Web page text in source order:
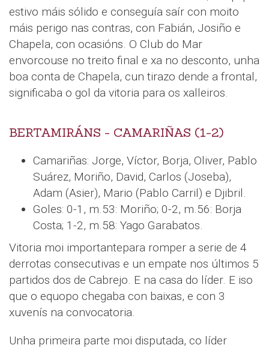
estivo máis sólido e conseguía saír con moito
máis perigo nas contras, con Fabián, Josiño e
Chapela, con ocasións. O Club do Mar
envorcouse no treito final e xa no desconto, unha
boa conta de Chapela, cun tirazo dende a frontal,
significaba o gol da vitoria para os xalleiros.
BERTAMIRÁNS - CAMARIÑAS (1-2)
Camariñas: Jorge, Víctor, Borja, Oliver, Pablo
Suárez, Moriño, David, Carlos (Joseba),
Adam (Asier), Mario (Pablo Carril) e Djibril.
Goles: 0-1, m.53: Moriño; 0-2, m.56: Borja
Costa; 1-2, m.58: Yago Garabatos.
Vitoria moi importantepara romper a serie de 4
derrotas consecutivas e un empate nos últimos 5
partidos dos de Cabrejo. E na casa do líder. E iso
que o equopo chegaba con baixas, e con 3
xuvenís na convocatoria.
Unha primeira parte moi disputada, co líder